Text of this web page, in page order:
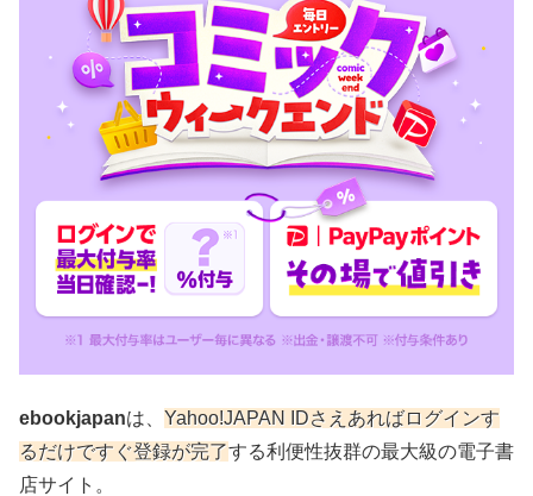
ebookjapanは、 Yahoo!JAPAN IDさえあればログインす
るだけですぐ登録が完了する利便性抜群の最大級の電子書
店サイト。